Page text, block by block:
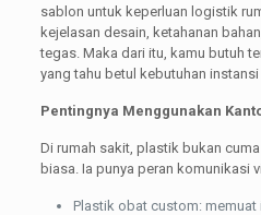
sablon untuk keperluan logistik
kejelasan desain, ketahanan
tegas. Maka dari itu, kamu butuh
yang tahu betul kebutuhan instansi
Pentingnya Menggunakan
Di rumah sakit, plastik bukan
biasa. Ia punya peran komunikasi
Plastik obat custom: